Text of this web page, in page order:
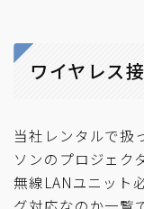
ワイヤレス
当社レンタルで扱
ソンのプロジェク
無線LANユニット